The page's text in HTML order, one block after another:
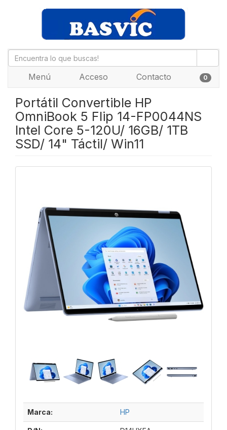
Menú Acceso Contacto 0
Portátil Convertible HP
OmniBook 5 Flip 14-FP0044NS
Intel Core 5-120U/ 16GB/ 1TB
SSD/ 14" Táctil/ Win11
Marca: HP